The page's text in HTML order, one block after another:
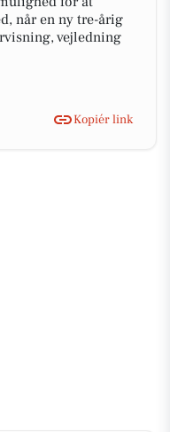
når en ny tre-årig
vejledning
Kopiér link